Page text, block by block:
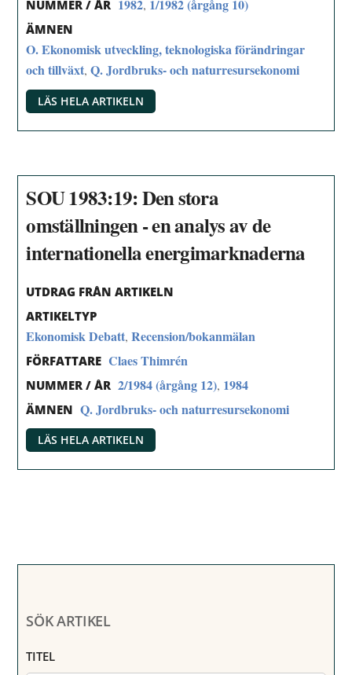
NUMMER / ÅR 1982, 1/1982 (årgång 10)
ÄMNEN
O. Ekonomisk utveckling, teknologiska förändringar
och tillväxt,Q. Jordbruks- och naturresursekonomi
LÄS HELA ARTIKELN
SOU 1983:19: Den stora
omställningen - en analys av de
internationella energimarknaderna
UTDRAG FRÅN ARTIKELN
ARTIKELTYP
Ekonomisk Debatt,Recension/bokanmälan
FÖRFATTARE Claes Thimrén
NUMMER / ÅR 2/1984 (årgång 12), 1984
ÄMNEN Q. Jordbruks- och naturresursekonomi
LÄS HELA ARTIKELN
SÖK ARTIKEL
TITEL